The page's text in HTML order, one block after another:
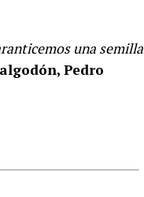
una semilla
Pedro